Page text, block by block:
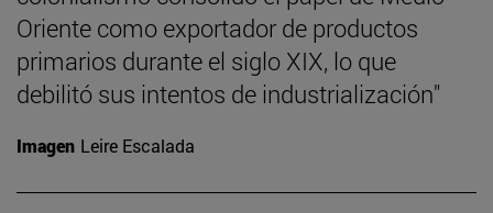
Oriente como exportador de productos
primarios durante el siglo XIX, lo que
debilitó sus intentos de industrialización"
Imagen Leire Escalada